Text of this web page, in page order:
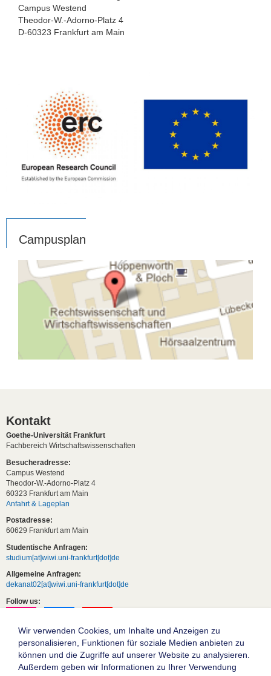
Campus Westend
Theodor-W.-Adorno-Platz 4
D-60323 Frankfurt am Main
Campusplan
Kontakt
Goethe-Universität Frankfurt
Fachbereich Wirtschaftswissenschaften
Besucheradresse:
Campus Westend
Theodor-W.-Adorno-Platz 4
60323 Frankfurt am Main
Anfahrt & Lageplan
Postadresse:
60629 Frankfurt am Main
Studentische Anfragen:
studium[at]wiwi.uni-frankfurt[dot]de
Allgemeine Anfragen:
dekanat02[at]wiwi.uni-frankfurt[dot]de
Follow us:
Wir verwenden Cookies, um Inhalte und Anzeigen zu
personalisieren, Funktionen für soziale Medien anbieten zu
können und die Zugriffe auf unserer Website zu analysieren.
Außerdem geben wir Informationen zu Ihrer Verwendung